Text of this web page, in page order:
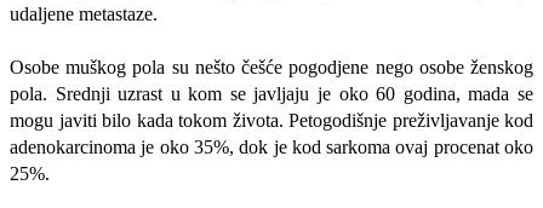
udaljene metastaze.
Osobe muškog pola su nešto češće pogodjene nego osobe ženskog
pola. Srednji uzrast u kom se javljaju je oko 60 godina, mada se
mogu javiti bilo kada tokom života. Petogodišnje preživljavanje kod
adenokarcinoma je oko 35%, dok je kod sarkoma ovaj procenat oko
25%.